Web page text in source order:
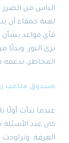
الناس من الضرر
لعبة حمقاء أن
فأي قواعد
ترى النور. وبدلًا
المخاطر، تدعمه
صندوق متاعب
عندما بدأت أولًا
كان عدد
الغرفة. وتراوحت